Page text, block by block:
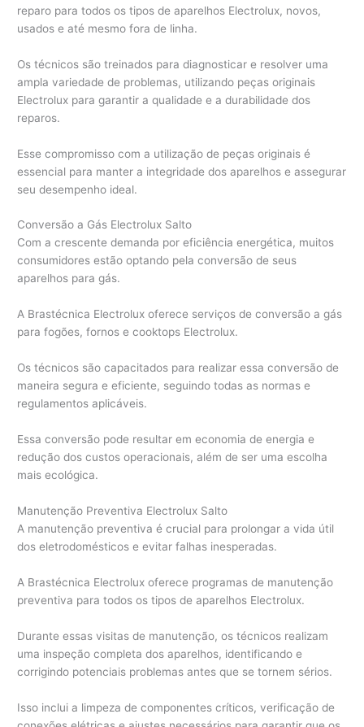
reparo para todos os tipos de aparelhos Electrolux, novos,
usados e até mesmo fora de linha.
Os técnicos são treinados para diagnosticar e resolver uma
ampla variedade de problemas, utilizando peças originais
Electrolux para garantir a qualidade e a durabilidade dos
reparos.
Esse compromisso com a utilização de peças originais é
essencial para manter a integridade dos aparelhos e assegurar
seu desempenho ideal.
Conversão a Gás Electrolux Salto
Com a crescente demanda por eficiência energética, muitos
consumidores estão optando pela conversão de seus
aparelhos para gás.
A Brastécnica Electrolux oferece serviços de conversão a gás
para fogões, fornos e cooktops Electrolux.
Os técnicos são capacitados para realizar essa conversão de
maneira segura e eficiente, seguindo todas as normas e
regulamentos aplicáveis.
Essa conversão pode resultar em economia de energia e
redução dos custos operacionais, além de ser uma escolha
mais ecológica.
Manutenção Preventiva Electrolux Salto
A manutenção preventiva é crucial para prolongar a vida útil
dos eletrodomésticos e evitar falhas inesperadas.
A Brastécnica Electrolux oferece programas de manutenção
preventiva para todos os tipos de aparelhos Electrolux.
Durante essas visitas de manutenção, os técnicos realizam
uma inspeção completa dos aparelhos, identificando e
corrigindo potenciais problemas antes que se tornem sérios.
Isso inclui a limpeza de componentes críticos, verificação de